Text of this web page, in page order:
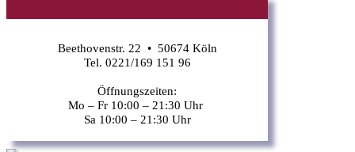
Beethovenstr. 22 • 50674 Köln
Tel. 0221/169 151 96
Öffnungszeiten:
Mo – Fr 10:00 – 21:30 Uhr
Sa 10:00 – 21:30 Uhr